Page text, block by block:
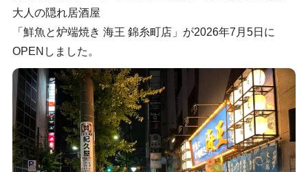
大人の隠れ居酒屋
「鮮魚と炉端焼き 海王 錦糸町店」が2026年7月5日に
OPENしました。